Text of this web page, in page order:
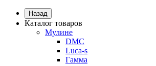
Назад
Каталог товаров
Мулине
DMC
Luca-s
Гамма